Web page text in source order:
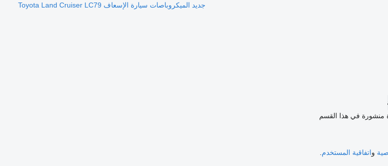
جديد الميكروباصات سيارة الإسعاف Toyota Land Cruiser LC79
منشورة في هذا القسم
واتفاقية المستخدم